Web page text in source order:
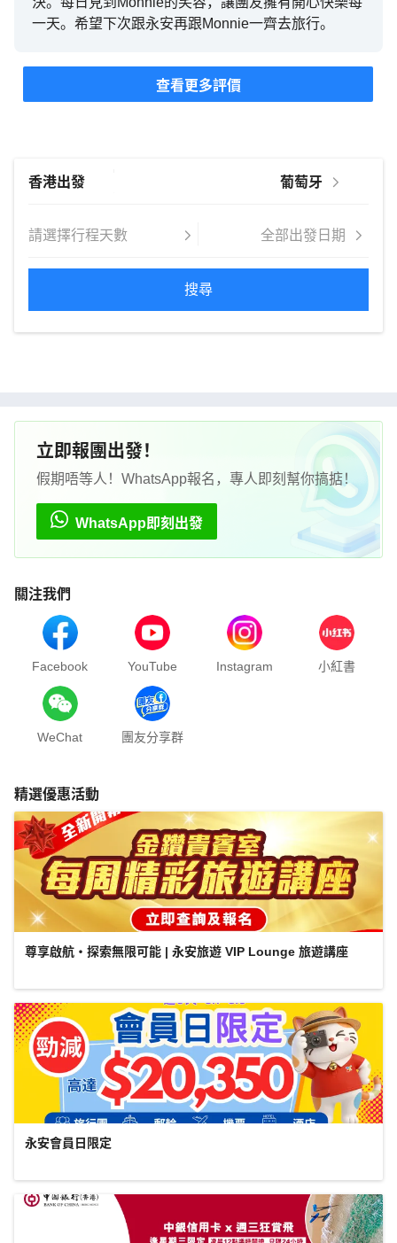
一天。希望下次跟永安再跟Monnie一齊去旅行。
查看更多評價
搜尋
立即報團出發！
假期唔等人！WhatsApp報名，專人即刻幫你搞掂！
WhatsApp即刻出發
關注我們
Facebook YouTube Instagram 小紅書
WeChat 團友分享群
精選優惠活動
尊享啟航・探索無限可能 | 永安旅遊 VIP Lounge 旅遊講座
永安會員日限定